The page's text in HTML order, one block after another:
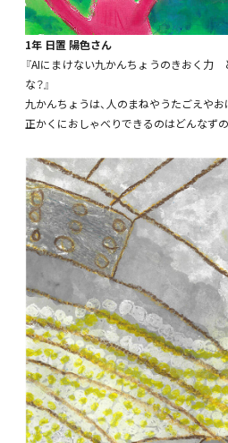
1年 日置 陽色さん
『AIにまけない九かんちょうのきおく力
な？』
九かんちょうは、人のまねやうたごえや
正かくにおしゃべりできるのはどんなず